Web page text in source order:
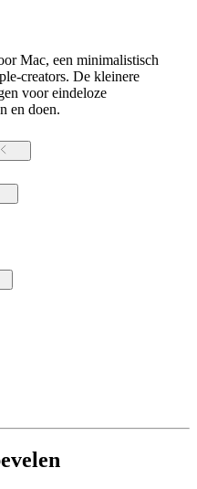
Mac, een minimalistisch
creators. De kleinere
voor eindeloze
en doen.